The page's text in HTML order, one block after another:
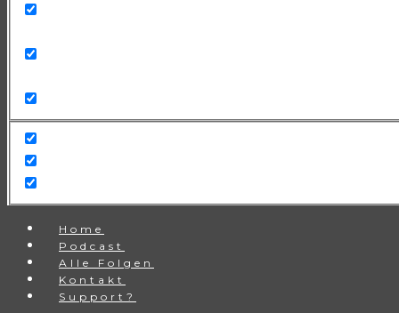
Home
Podcast
Alle Folgen
Kontakt
Support?